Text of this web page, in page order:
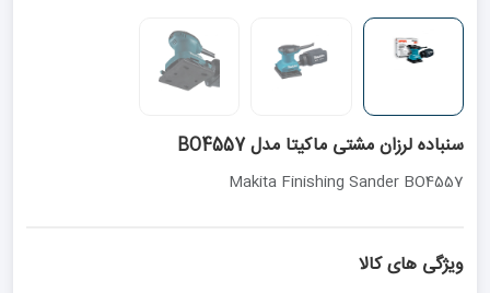
سنباده لرزان مشتی ماکیتا مدل BO4557
Makita Finishing Sander BO4557
ویژگی های کالا